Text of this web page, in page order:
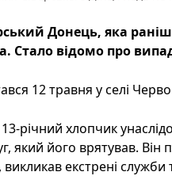
Донець, яка
Стало відомо про
12 травня у селі
річний хлопчик
який його врятував. Він
екстрені